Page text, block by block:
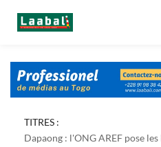
TITRES :
Dapaong : l'ONG AREF pose